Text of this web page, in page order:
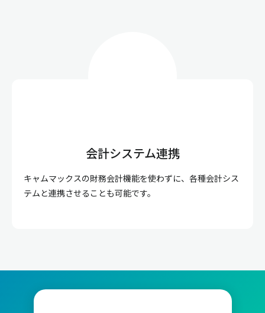
会計システム連携
キャムマックスの財務会計機能を使わずに、各種会計シス
テムと連携させることも可能です。